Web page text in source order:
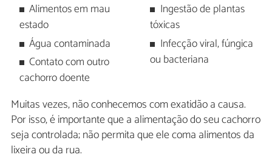
Alimentos em mau
estado
Água contaminada
Contato com outro
cachorro doente
Ingestão de plantas
tóxicas
Infecção viral, fúngica
ou bacteriana
Muitas vezes, não conhecemos com exatidão a causa.
Por isso, é importante que a alimentação do seu cachorro
seja controlada; não permita que ele coma alimentos da
lixeira ou da rua.